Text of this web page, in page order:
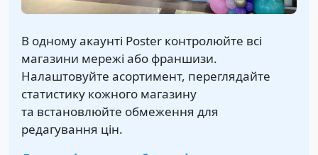
В одному акаунті Poster контролюйте всі
магазини мережі або франшизи.
Налаштовуйте асортимент, переглядайте
статистику кожного магазину
та встановлюйте обмеження для
редагування цін.